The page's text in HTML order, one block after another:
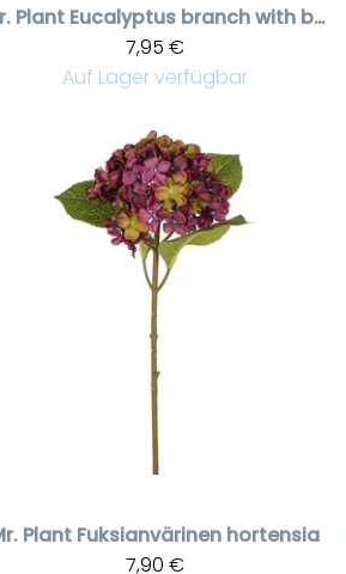
Plant
Eucalyptus branch with berries
7,95 €
Auf Lager verfügbar
Plant Fuksianvärinen hortensia
7,90 €